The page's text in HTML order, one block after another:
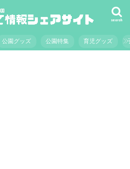
search
公園グッズ 公園特集 育児グッズ